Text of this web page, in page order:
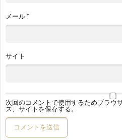
メール*
サイト
次回のコメントで使用するためブラウ
ス、サイトを保存する。